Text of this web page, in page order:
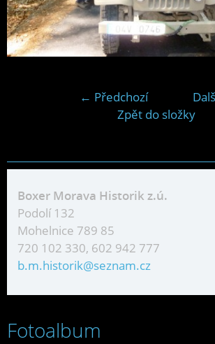
← Předchozí
Zpět do složky
Boxer Morava Historik z.ú.
Podolí 132
Mohelnice 789 85
720 102 330, 602 942 777
b.m.historik@seznam.cz
Fotoalbum